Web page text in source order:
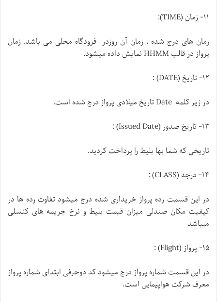
۱۱- زمان (TIME):
زمان های درج شده ، زمان آن روزدر فرودگاه محلی می باشد. زمان
پرواز در قالب HHMM نمایش داده میشود.
۱۲- تاریخ (DATE) :
در زیر کلمه Date تاریخ میلادی پرواز درج شده است.
۱۳- تاریخ صدور (Issued Date) :
تاریخی که شما بها بلیط را پرداخت کردید.
۱۴- درجه (CLASS) :
در این قسمت رده پرواز خریداری شده درج میشود تفاوت رده ها در
کیفیت مکان صندلی میزان قیمت بلیط و نرخ جریمه های کنسلی
میباشد
۱۵- پرواز (Flight) :
در این قسمت شماره پرواز درج میشود کد دوحرفی ابتدای شماره پرواز
معرف شرکت هواپیمایی است.